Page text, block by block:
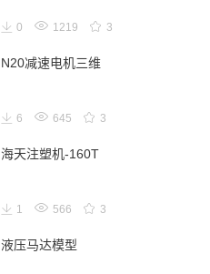
0 1219 3
N20减速电机三维
6 645 3
海天注塑机-160T
1 566 3
液压马达模型